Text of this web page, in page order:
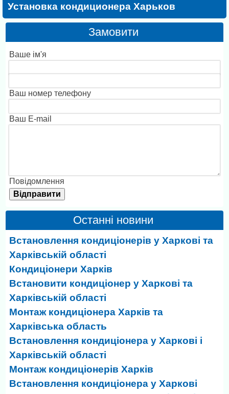
Установка кондиционера Харьков
Замовити
Ваше ім'я
Ваш номер телефону
Ваш E-mail
Повідомлення
Останні новини
Встановлення кондиціонерів у Харкові та
Харківській області
Кондиціонери Харків
Встановити кондиціонер у Харкові та
Харківській області
Монтаж кондиціонера Харків та
Харківська область
Встановлення кондиціонера у Харкові і
Харківській області
Монтаж кондиціонерів Харків
Встановлення кондиціонера у Харкові